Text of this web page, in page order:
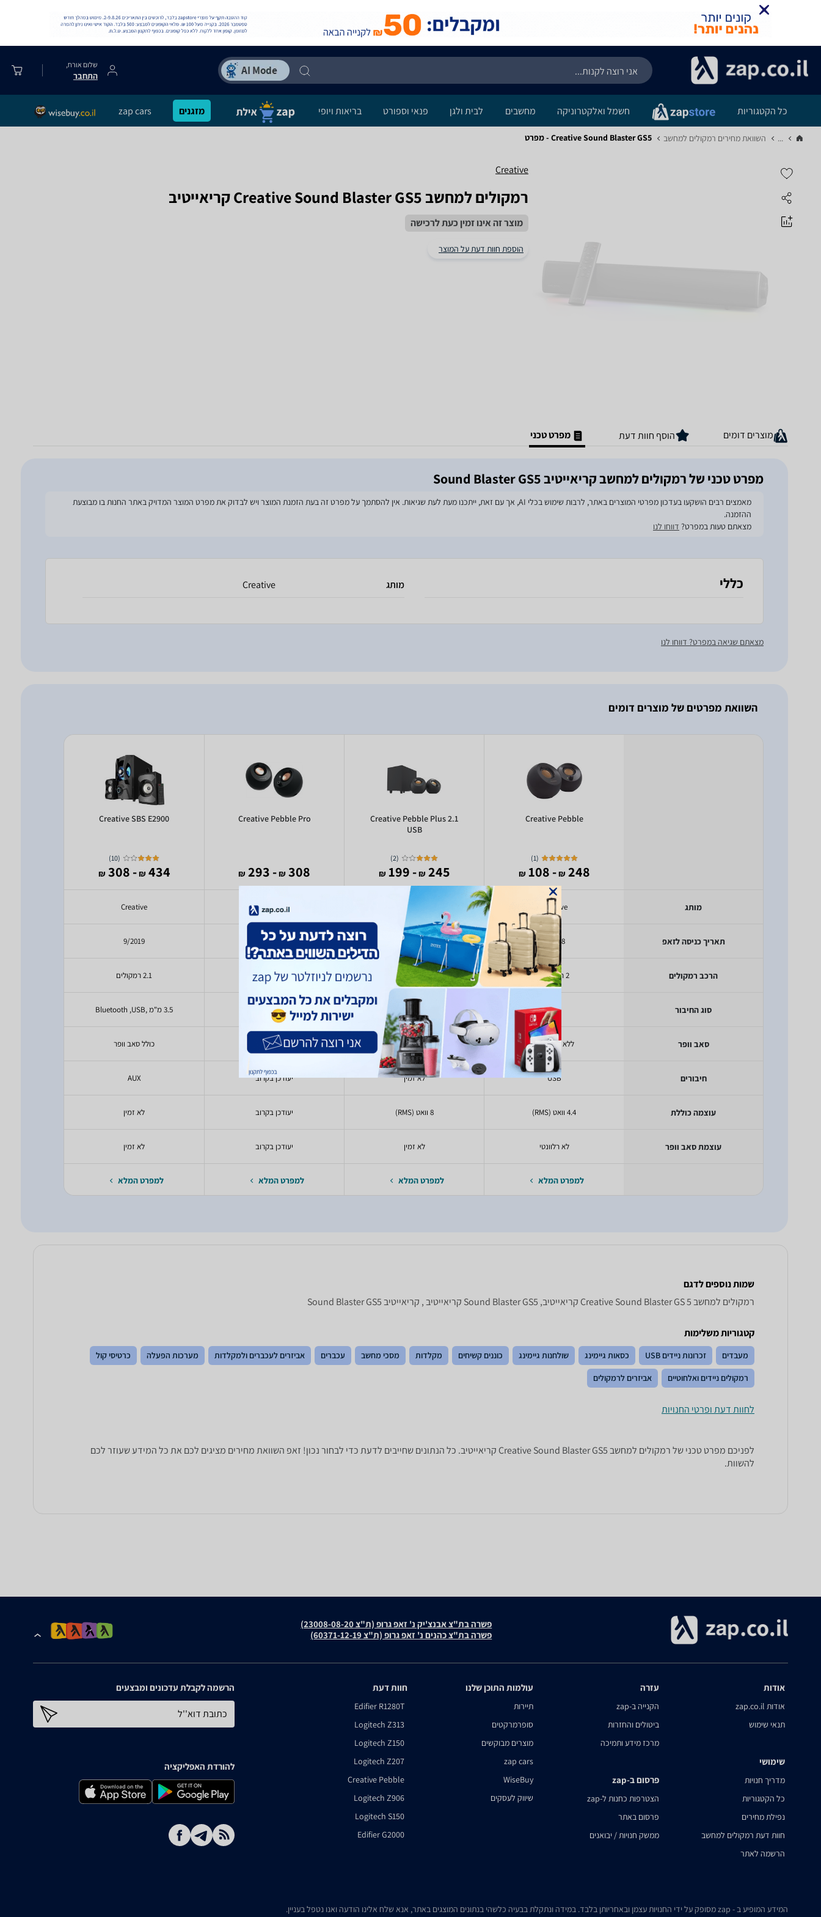
שלום אורח,
התחבר
כל הקטגוריות חשמל ואלקטרוניקה מחשבים לבית ולגן פנאי וספורט בריאות ויופי מזגנים zap cars
... השוואת מחירים רמקולים למחשב‏ Creative Sound Blaster GS5 - מפרט
Creative
רמקולים למחשב Creative Sound Blaster GS5 קריאייטיב
מוצר זה אינו זמין כעת לרכישה
הוספת חוות דעת על המוצר
מוצרים דומים הוסף חוות דעת מפרט טכני
מפרט טכני של רמקולים למחשב קריאייטיב Sound Blaster GS5
מאמצים רבים הושקעו בעדכון מפרטי המוצרים באתר, לרבות שימוש בכלי AI, אך עם זאת, ייתכנו מעת לעת שגיאות. אין להסתמך על מפרט זה בעת הזמנת המוצר ויש לבדוק את מפרט המוצר המדויק באתר החנות בו מבוצעת
ההזמנה.
מצאתם טעות במפרט? דווחו לנו
כללי מותג Creative
מצאתם שגיאה במפרט? דווחו לנו
השוואת מפרטים של מוצרים דומים
מותג
תאריך כניסה לזאפ
הרכב רמקולים
סוג החיבור
סאב וופר
חיבורים
עוצמה כוללת
עוצמת סאב וופר
Creative Pebble
(
1
)
248
₪
- 108
₪
Creative
6/2018
2 רמקולים
USB
ללא סאב וופר
USB
4.4 וואט (RMS)
לא רלוונטי
למפרט המלא
Creative Pebble Plus 2.1
USB
(
2
)
245
₪
- 199
₪
Creative
2/2020
2.1 רמקולים
כולל סאב וופר
לא זמין
8 וואט (RMS)
לא זמין
למפרט המלא
Creative Pebble Pro
308
₪
- 293
₪
Creative
9/2024
יעודכן בקרוב
יעודכן בקרוב
יעודכן בקרוב
יעודכן בקרוב
יעודכן בקרוב
יעודכן בקרוב
למפרט המלא
Creative SBS E2900
(
10
)
434
₪
- 308
₪
Creative
9/2019
2.1 רמקולים
3.5 מ"מ ,Bluetooth ,USB
כולל סאב וופר
AUX
לא זמין
לא זמין
למפרט המלא
שמות נוספים לדגם
רמקולים למחשב Creative Sound Blaster GS 5 קריאייטיב, Sound Blaster GS5 קריאייטיב , קריאייטיב Sound Blaster GS5
קטגוריות משלימות
מעבדים זכרונות ניידים USB כסאות גיימינג שולחנות גיימינג כוננים קשיחים מקלדות מסכי מחשב עכברים אביזרים לעכברים ולמקלדות מערכות הפעלה כרטיסי קול
רמקולים ניידים ואלחוטיים אביזרים לרמקולים
לחוות דעת ופרטי החנויות
לפניכם מפרט טכני של רמקולים למחשב Creative Sound Blaster GS5 קריאייטיב. כל הנתונים שחייבים לדעת כדי לבחור נכון! זאפ השוואת מחירים מציגים לכם את כל המידע שעוזר לכם
להשוות.
פשרה בת"צ אבנצ'יק נ' זאפ גרופ (ת"צ 23008-08-20)
פשרה בת"צ כהנים נ' זאפ גרופ (ת"צ 60371-12-19)
אודות
אודות zap.co.il
תנאי שימוש
שימושי
מדריך חנויות
כל הקטגוריות
נפילת מחירים
חוות דעת רמקולים למחשב
הרשמה לאתר
עזרה
הקנייה ב-zap
ביטולים והחזרות
מרכז מידע ותמיכה
פרסום ב-zap
הצטרפות כחנות ל-zap
פרסום באתר
ממשק חנויות / יבואנים
עולמות התוכן שלנו
תיירות
סופרמרקטים
מוצרים מבוקשים
zap cars
WiseBuy
שיווק לעסקים
חוות דעת
Edifier R1280T
Logitech Z313
Logitech Z150
Logitech Z207
Creative Pebble
Logitech Z906
Logitech S150
Edifier G2000
הרשמה לקבלת עדכונים ומבצעים
כתובת דוא''ל
להורדת האפליקציה
המידע המופיע ב - zap מסופק על ידי החנויות עצמן ובאחריותן בלבד. במידה ונתקלת בבעיה כלשהי בנתונים המוצגים באתר, אנא שלח אלינו הודעה ואנו נטפל בעניין.